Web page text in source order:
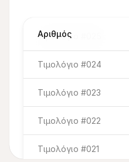
Αριθμός
Τιμολόγιο #025
Τιμολόγιο #024
Τιμολόγιο #023
Τιμολόγιο #022
Τιμολόγιο #021